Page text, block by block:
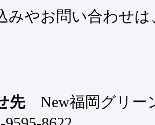
みやお問い合わせ
先New福岡グリ